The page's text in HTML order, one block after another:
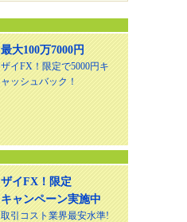
最大100万7000円
ザイFX！限定で5000円キ
ャッシュバック！
ザイFX！限定
キャンペーン実施中
取引コスト業界最安水準!